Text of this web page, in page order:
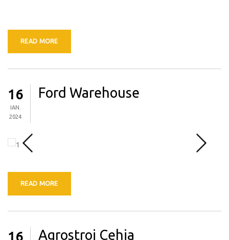
READ MORE
16
IAN.
2024
Ford Warehouse
READ MORE
16 Agrostroj Cehia